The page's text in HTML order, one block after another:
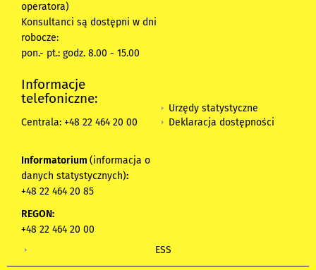
operatora)
Konsultanci są dostępni w dni
robocze:
pon.- pt.: godz. 8.00 - 15.00
Informacje
telefoniczne:
Centrala: +48 22 464 20 00
Informatorium (informacja o
danych statystycznych):
+48 22 464 20 85
REGON:
+48 22 464 20 00
Urzędy statystyczne
Deklaracja dostępności
ESS